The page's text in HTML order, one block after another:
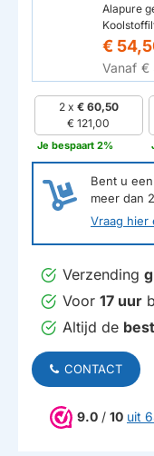
Alapure
€
Vanaf €
2 x € 60,50
€ 121,00
Je bespaart 2%
Bent u
meer dan
Vraag hier
Verzending
Voor 17 uur
Altijd de
CONTACT
9.0 / 10 uit